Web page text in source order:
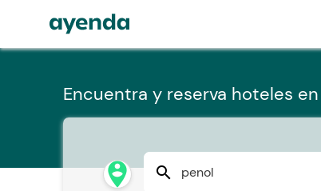
Encuentra y reserva hoteles en
person_pin_circle search